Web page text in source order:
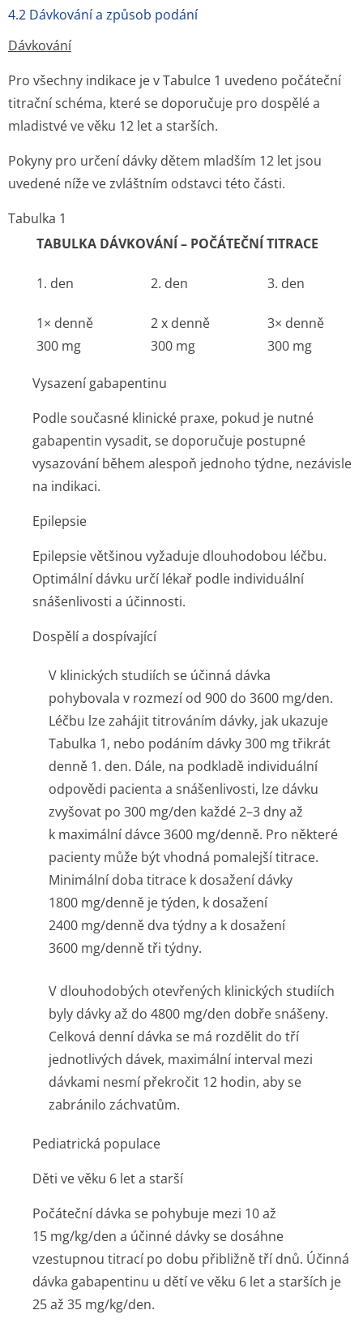
4.2 Dávkování a způsob podání
Dávkování
Pro všechny indikace je v Tabulce 1 uvedeno počáteční
titrační schéma, které se doporučuje pro dospělé a
mladistvé ve věku 12 let a starších.
Pokyny pro určení dávky dětem mladším 12 let jsou
uvedené níže ve zvláštním odstavci této části.
Tabulka 1
TABULKA DÁVKOVÁNÍ – POČÁTEČNÍ TITRACE
1. den 2. den 3. den
1× denně
300 mg
2 x denně
300 mg
3× denně
300 mg
Vysazení gabapentinu
Podle současné klinické praxe, pokud je nutné
gabapentin vysadit, se doporučuje postupné
vysazování během alespoň jednoho týdne, nezávisle
na indikaci.
Epilepsie
Epilepsie většinou vyžaduje dlouhodobou léčbu.
Optimální dávku určí lékař podle individuální
snášenlivosti a účinnosti.
Dospělí a dospívající
V klinických studiích se účinná dávka
pohybovala v rozmezí od 900 do 3600 mg/den.
Léčbu lze zahájit titrováním dávky, jak ukazuje
Tabulka 1, nebo podáním dávky 300 mg třikrát
denně 1. den. Dále, na podkladě individuální
odpovědi pacienta a snášenlivosti, lze dávku
zvyšovat po 300 mg/den každé 2–3 dny až
k maximální dávce 3600 mg/denně. Pro některé
pacienty může být vhodná pomalejší titrace.
Minimální doba titrace k dosažení dávky
1800 mg/denně je týden, k dosažení
2400 mg/denně dva týdny a k dosažení
3600 mg/denně tři týdny.
V dlouhodobých otevřených klinických studiích
byly dávky až do 4800 mg/den dobře snášeny.
Celková denní dávka se má rozdělit do tří
jednotlivých dávek, maximální interval mezi
dávkami nesmí překročit 12 hodin, aby se
zabránilo záchvatům.
Pediatrická populace
Děti ve věku 6 let a starší
Počáteční dávka se pohybuje mezi 10 až
15 mg/kg/den a účinné dávky se dosáhne
vzestupnou titrací po dobu přibližně tří dnů. Účinná
dávka gabapentinu u dětí ve věku 6 let a starších je
25 až 35 mg/kg/den.